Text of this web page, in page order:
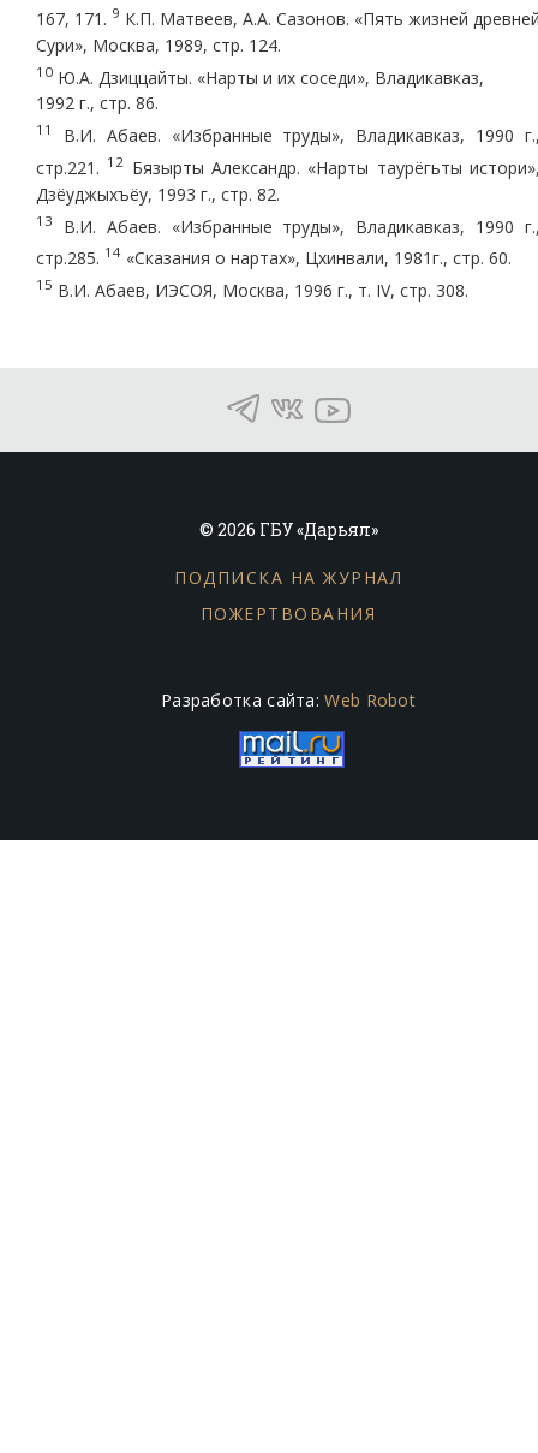
167, 171. 9 К.П. Матвеев, А.А. Сазонов. «Пять жизней
Сури», Москва, 1989, стр. 124.
10 Ю.А. Дзиццайты. «Нарты и их соседи», Владикавказ,
1992 г., стр. 86.
11
В.И. Абаев. «Избранные труды», Владикавказ, 1990
стр.221. 12 Бязырты Александр. «Нарты таурёгьты
Дзёуджыхъёу, 1993 г., стр. 82.
13
В.И. Абаев. «Избранные труды», Владикавказ, 1990
стр.285. 14 «Сказания о нартах», Цхинвали, 1981г., стр. 60.
15 В.И. Абаев, ИЭСОЯ, Москва, 1996 г., т. IV, стр. 308.
© 2026 ГБУ «Дарьял»
ПОДПИСКА НА ЖУРНАЛ
ПОЖЕРТВОВАНИЯ
Разработка сайта:Web Robot